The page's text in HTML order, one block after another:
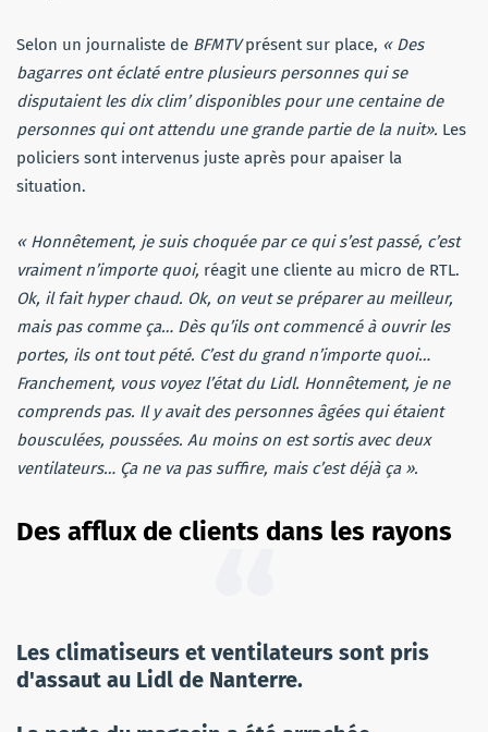
Selon un journaliste de BFMTVprésent sur place, « Des
bagarres ont éclaté entre plusieurs personnes qui se
disputaient les dix clim’ disponibles pour une centaine de
personnes qui ont attendu une grande partie de la nuit». Les
policiers sont intervenus juste après pour apaiser la
situation.
« Honnêtement, je suis choquée par ce qui s’est passé, c’est
vraiment n’importe quoi, réagit une cliente au micro de RTL.
Ok, il fait hyper chaud. Ok, on veut se préparer au meilleur,
mais pas comme ça… Dès qu’ils ont commencé à ouvrir les
portes, ils ont tout pété. C’est du grand n’importe quoi…
Franchement, vous voyez l’état du Lidl. Honnêtement, je ne
comprends pas. Il y avait des personnes âgées qui étaient
bousculées, poussées. Au moins on est sortis avec deux
ventilateurs… Ça ne va pas suffire, mais c’est déjà ça ».
Des afflux de clients dans les rayons
Les climatiseurs et ventilateurs sont pris
d'assaut au Lidl de Nanterre.